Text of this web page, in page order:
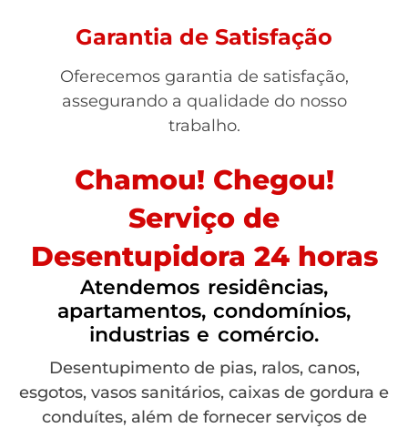
Garantia de Satisfação
Oferecemos garantia de satisfação,
assegurando a qualidade do nosso
trabalho.
Chamou! Chegou!
Serviço de
Desentupidora 24 horas
Atendemos residências,
apartamentos, condomínios,
industrias e comércio.
Desentupimento de pias, ralos, canos,
esgotos, vasos sanitários, caixas de gordura e
conduítes, além de fornecer serviços de